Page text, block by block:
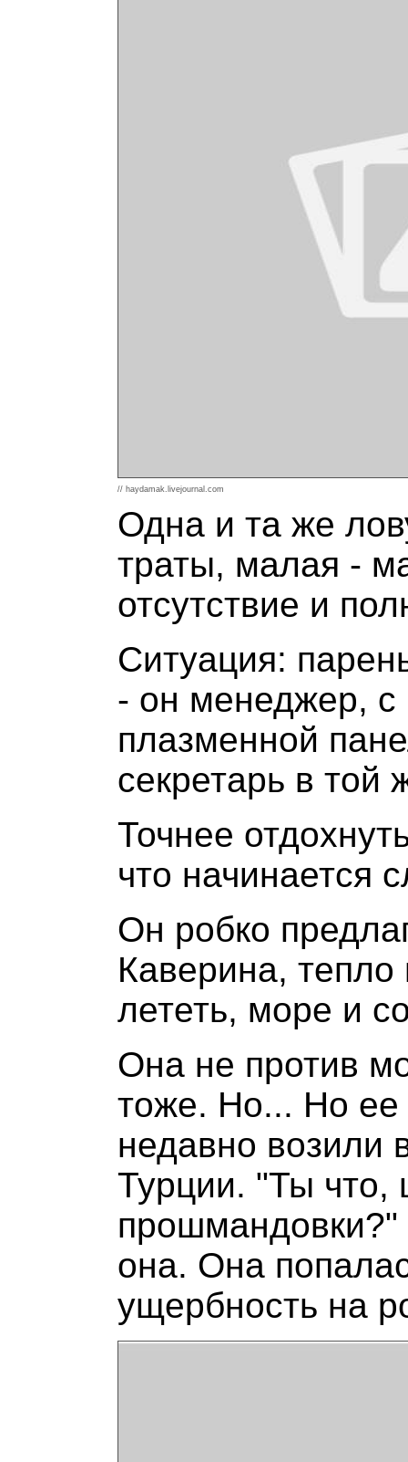
// haydamak.livejournal.com
Одна и та же
траты, малая -
отсутствие и
Ситуация:
- он менеджер, с
плазменной
секретарь в
Точнее
что начинается
Он робко
Каверина, тепло
лететь, море и
Она не против
тоже. Но... Но ее
недавно возили
Турции. "Ты
прошмандовки?"
она. Она
ущербность на